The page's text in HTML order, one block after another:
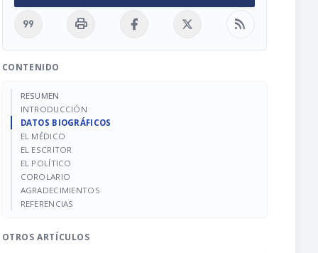
format_quote print rss_feed
CONTENIDO
RESUMEN
INTRODUCCIÓN
DATOS BIOGRÁFICOS
EL MÉDICO
EL ESCRITOR
EL POLÍTICO
COROLARIO
AGRADECIMIENTOS
REFERENCIAS
OTROS ARTÍCULOS